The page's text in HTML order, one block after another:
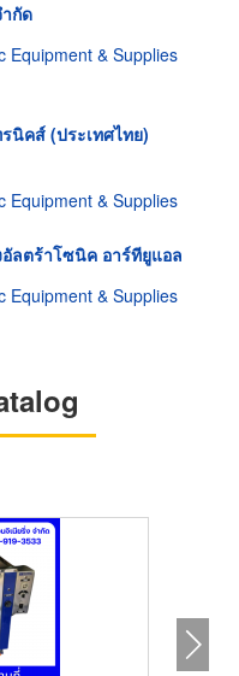
กัด
Equipment & Supplies
นิคส์ (ประเทศไทย)
Equipment & Supplies
อัลตร้าโซนิค อาร์ทียูแอล
Equipment & Supplies